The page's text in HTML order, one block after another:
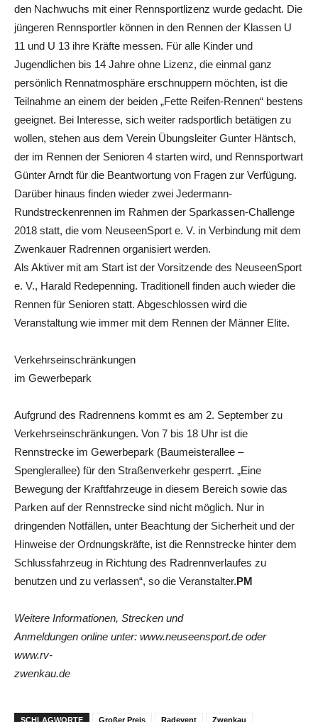
den Nachwuchs mit einer Rennsportlizenz wurde gedacht. Die
jüngeren Rennsportler können in den Rennen der Klassen U
11 und U 13 ihre Kräfte messen. Für alle Kinder und
Jugendlichen bis 14 Jahre ohne Lizenz, die einmal ganz
persönlich Rennatmosphäre erschnuppern möchten, ist die
Teilnahme an einem der beiden „Fette Reifen-Rennen“ bestens
geeignet. Bei Interesse, sich weiter radsportlich betätigen zu
wollen, stehen aus dem Verein Übungsleiter Gunter Häntsch,
der im Rennen der Senioren 4 starten wird, und Rennsportwart
Günter Arndt für die Beantwortung von Fragen zur Verfügung.
Darüber hinaus finden wieder zwei Jedermann-
Rundstreckenrennen im Rahmen der Sparkassen-Challenge
2018 statt, die vom NeuseenSport e. V. in Verbindung mit dem
Zwenkauer Radrennen organisiert werden.
Als Aktiver mit am Start ist der Vorsitzende des NeuseenSport
e. V., Harald Redepenning. Traditionell finden auch wieder die
Rennen für Senioren statt. Abgeschlossen wird die
Veranstaltung wie immer mit dem Rennen der Männer Elite.
Verkehrseinschränkungen
im Gewerbepark
Aufgrund des Radrennens kommt es am 2. September zu
Verkehrseinschränkungen. Von 7 bis 18 Uhr ist die
Rennstrecke im Gewerbepark (Baumeisterallee –
Spenglerallee) für den Straßenverkehr gesperrt. „Eine
Bewegung der Kraftfahrzeuge in diesem Bereich sowie das
Parken auf der Rennstrecke sind nicht möglich. Nur in
dringenden Notfällen, unter Beachtung der Sicherheit und der
Hinweise der Ordnungskräfte, ist die Rennstrecke hinter dem
Schlussfahrzeug in Richtung des Radrennverlaufes zu
benutzen und zu verlassen“, so die Veranstalter.PM
Weitere Informationen, Strecken und
Anmeldungen online unter: www.neuseensport.de oder
www.rv-
zwenkau.de
SCHLAGWORTE Großer Preis Radevent Zwenkau